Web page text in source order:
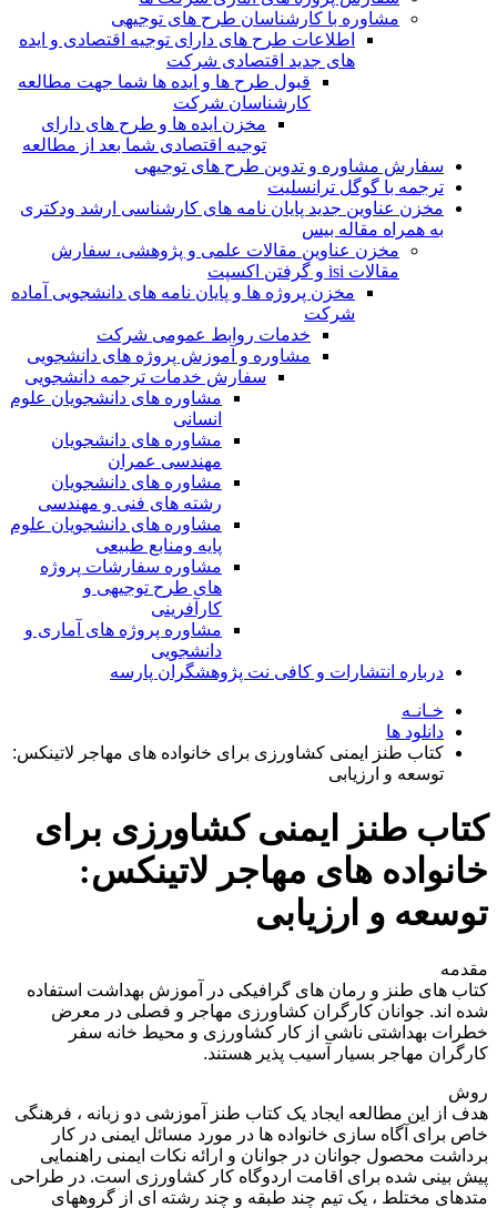
مشاوره با کارشناسان طرح های توجیهی
اطلاعات طرح های دارای توجیه اقتصادی و ایده
های جدید اقتصادی شرکت
قبول طرح ها و ایده ها شما جهت مطالعه
کارشناسان شرکت
مخزن ایده ها و طرح های دارای
توجیه اقتصادی شما بعد از مطالعه
سفارش مشاوره و تدوین طرح های توجیهی
ترجمه با گوگل ترانسلیت
مخزن عناوین جدید پایان نامه های کارشناسی ارشد ودکتری
به همراه مقاله بیس
مخزن عناوین مقالات علمی و پژوهشی، سفارش
مقالات isi و گرفتن اکسپت
مخزن پروژه ها و پایان نامه های دانشجویی آماده
شرکت
خدمات روابط عمومی شرکت
مشاوره و آموزش پروژه های دانشجویی
سفارش خدمات ترجمه دانشجویی
مشاوره های دانشجویان علوم
انسانی
مشاوره های دانشجویان
مهندسی عمران
مشاوره های دانشجویان
رشته های فنی و مهندسی
مشاوره های دانشجویان علوم
پایه ومنابع طبیعی
مشاوره سفارشات پروژه
های طرح توجیهی و
کارآفرینی
مشاوره پروژه های آماری و
دانشجویی
درباره انتشارات و کافی نت پژوهشگران پارسه
خـانـه
دانلود ها
کتاب طنز ایمنی کشاورزی برای خانواده های مهاجر لاتینکس:
توسعه و ارزیابی
کتاب طنز ایمنی کشاورزی برای
خانواده های مهاجر لاتینکس:
توسعه و ارزیابی
مقدمه
کتاب های طنز و رمان های گرافیکی در آموزش بهداشت استفاده
شده اند. جوانان کارگران کشاورزی مهاجر و فصلی در معرض
خطرات بهداشتی ناشی از کار کشاورزی و محیط خانه سفر
کارگران مهاجر بسیار آسیب پذیر هستند.
روش
هدف از این مطالعه ایجاد یک کتاب طنز آموزشی دو زبانه ، فرهنگی
خاص برای آگاه سازی خانواده ها در مورد مسائل ایمنی در کار
برداشت محصول جوانان در جوانان و ارائه نکات ایمنی راهنمایی
پیش بینی شده برای اقامت اردوگاه کار کشاورزی است. در طراحی
متدهای مختلط ، یک تیم چند طبقه و چند رشته ای از گروههای